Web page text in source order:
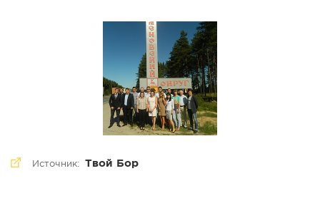
Источник: Твой Бор